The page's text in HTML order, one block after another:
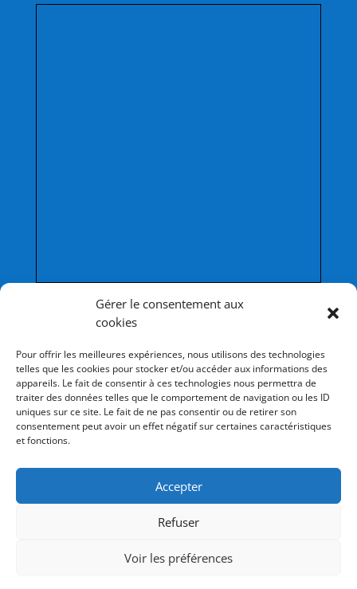
Gérer le consentement aux
cookies
Pour offrir les meilleures expériences, nous utilisons des technologies
telles que les cookies pour stocker et/ou accéder aux informations des
appareils. Le fait de consentir à ces technologies nous permettra de
traiter des données telles que le comportement de navigation ou les ID
uniques sur ce site. Le fait de ne pas consentir ou de retirer son
consentement peut avoir un effet négatif sur certaines caractéristiques
et fonctions.
Accepter
Refuser
Voir les préférences
Afficher une carte plus grande
Les collèges du réseau
Collège Saint-Stanislas